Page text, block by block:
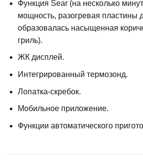
Функция Sear (на несколько
мощность, разогревая пластины
образовалась насыщенная
гриль).
ЖК дисплей.
Интегрированный термозонд.
Лопатка-скребок.
Мобильное приложение.
Функции автоматического